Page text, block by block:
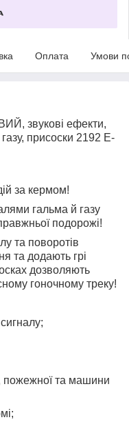
Оплата Умови
звукові ефекти,
присоски 2192 E-
за кермом!
гальма й газу
подорожі!
та поворотів
та додають грі
дозволяють
гоночному треку!
пожежної та машини